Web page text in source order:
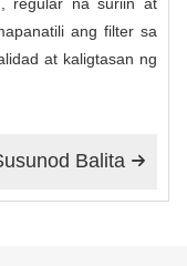
regular na suriin at
ang filter sa
at kaligtasan ng

Balita